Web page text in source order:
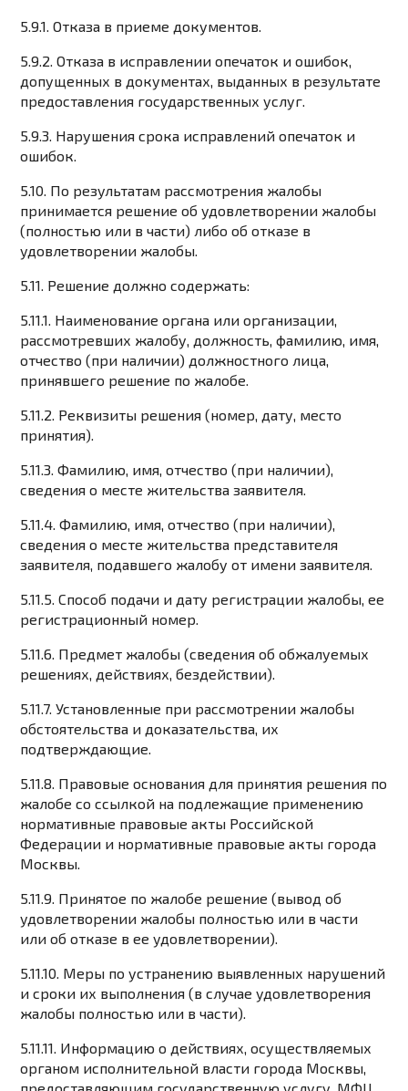
5.9.1. Отказа в приеме документов.
5.9.2. Отказа в исправлении опечаток и ошибок,
допущенных в документах, выданных в результате
предоставления государственных услуг.
5.9.3. Нарушения срока исправлений опечаток и
ошибок.
5.10. По результатам рассмотрения жалобы
принимается решение об удовлетворении жалобы
(полностью или в части) либо об отказе в
удовлетворении жалобы.
5.11. Решение должно содержать:
5.11.1. Наименование органа или организации,
рассмотревших жалобу, должность, фамилию, имя,
отчество (при наличии) должностного лица,
принявшего решение по жалобе.
5.11.2. Реквизиты решения (номер, дату, место
принятия).
5.11.3. Фамилию, имя, отчество (при наличии),
сведения о месте жительства заявителя.
5.11.4. Фамилию, имя, отчество (при наличии),
сведения о месте жительства представителя
заявителя, подавшего жалобу от имени заявителя.
5.11.5. Способ подачи и дату регистрации жалобы, ее
регистрационный номер.
5.11.6. Предмет жалобы (сведения об обжалуемых
решениях, действиях, бездействии).
5.11.7. Установленные при рассмотрении жалобы
обстоятельства и доказательства, их
подтверждающие.
5.11.8. Правовые основания для принятия решения по
жалобе со ссылкой на подлежащие применению
нормативные правовые акты Российской
Федерации и нормативные правовые акты города
Москвы.
5.11.9. Принятое по жалобе решение (вывод об
удовлетворении жалобы полностью или в части
или об отказе в ее удовлетворении).
5.11.10. Меры по устранению выявленных нарушений
и сроки их выполнения (в случае удовлетворения
жалобы полностью или в части).
5.11.11. Информацию о действиях, осуществляемых
органом исполнительной власти города Москвы,